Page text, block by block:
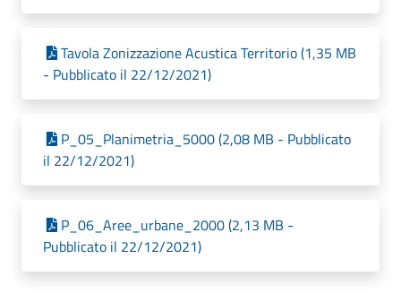
Tavola Zonizzazione Acustica Territorio (1,35 MB
- Pubblicato il 22/12/2021)
P_05_Planimetria_5000 (2,08 MB - Pubblicato
il 22/12/2021)
P_06_Aree_urbane_2000 (2,13 MB -
Pubblicato il 22/12/2021)